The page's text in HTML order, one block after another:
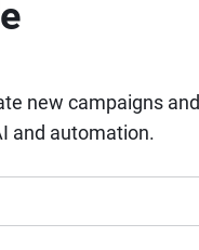
new campaigns and
and automation.